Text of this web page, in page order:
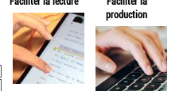
production